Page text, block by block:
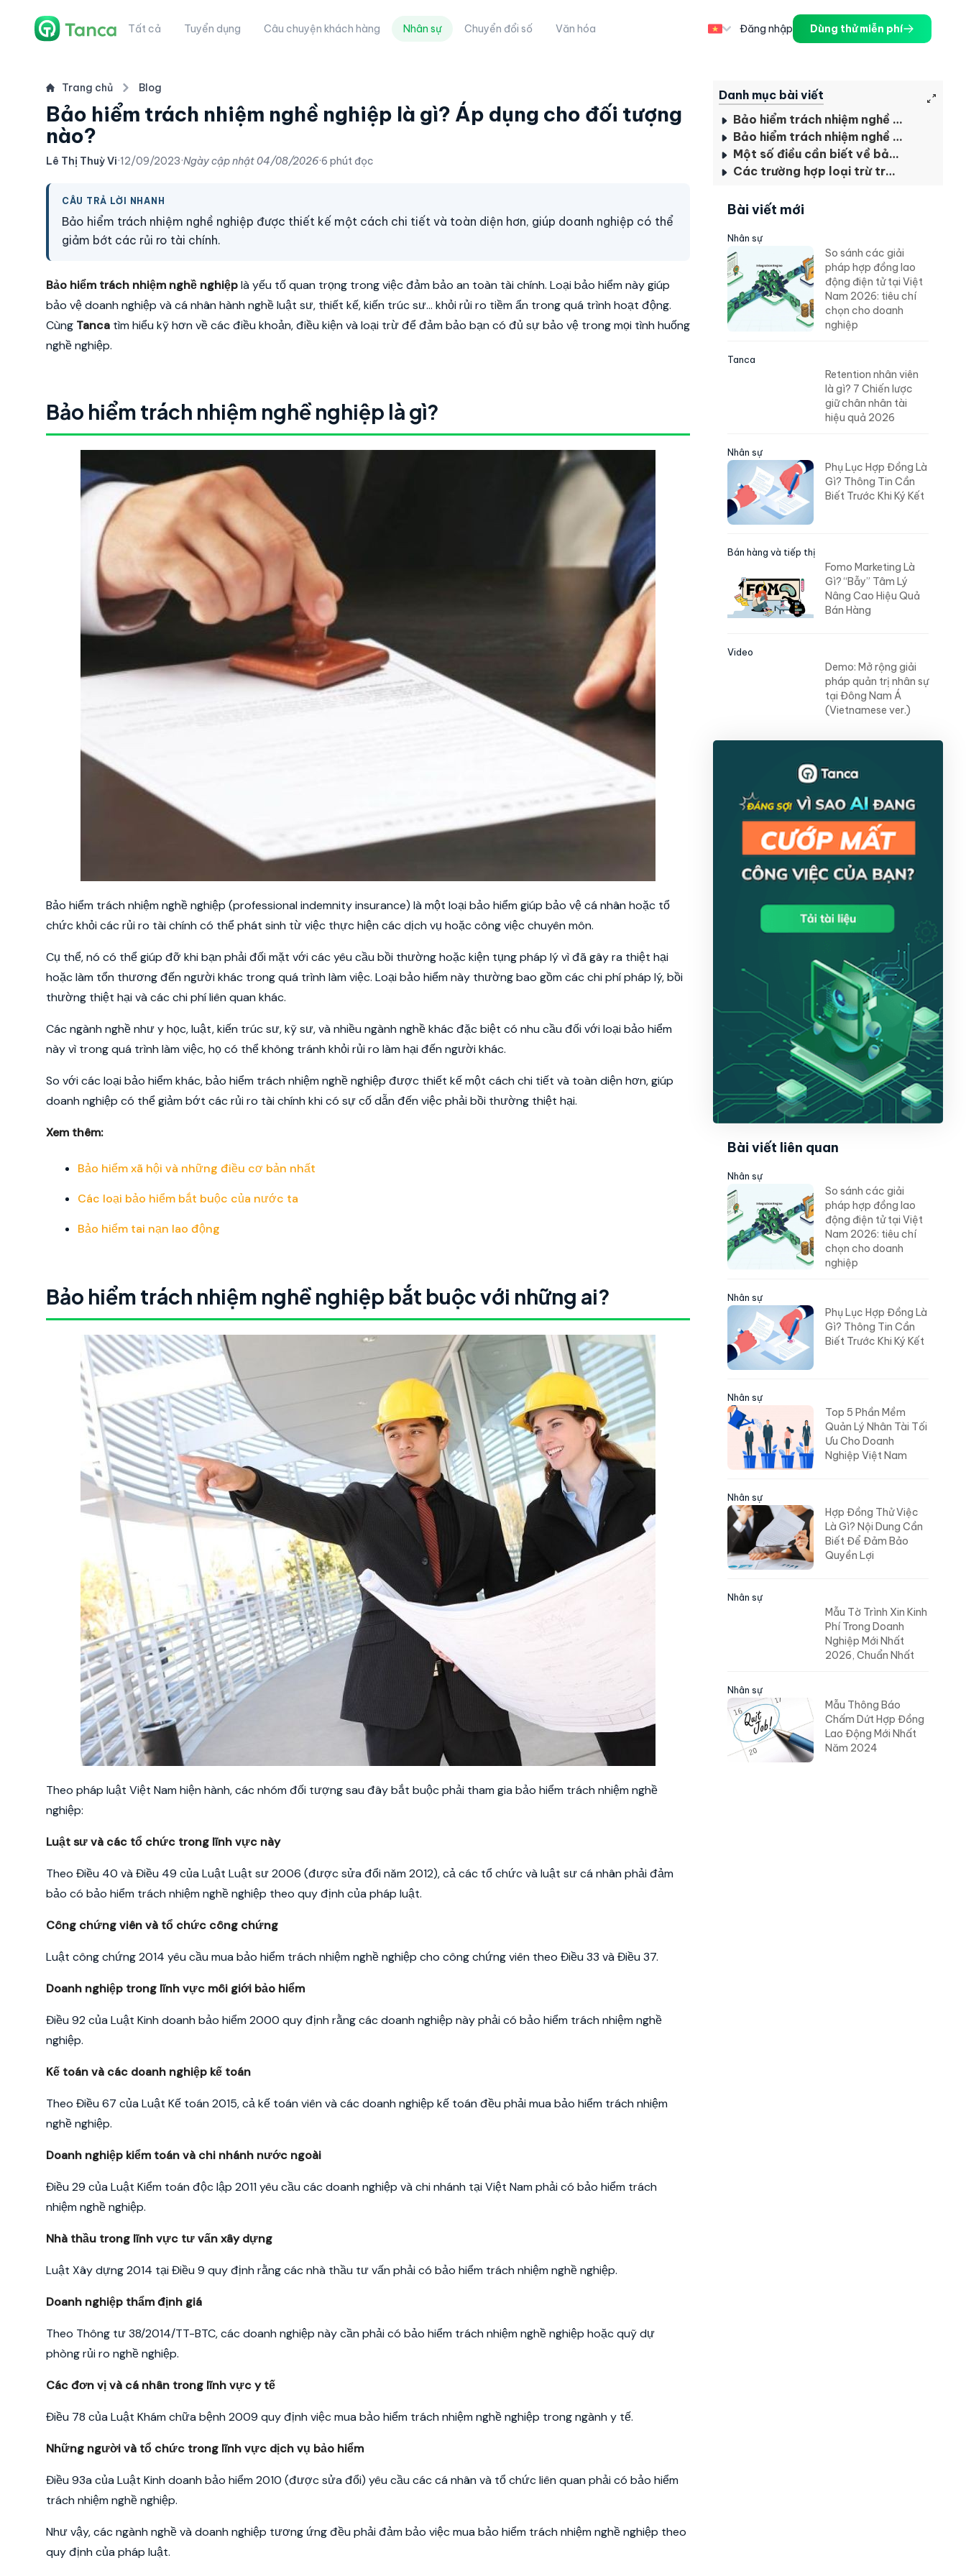
Tất cả Tuyển dụng Câu chuyện khách hàng Nhân sự Chuyển đổi số Văn hóa Đăng nhập Dùng thử miễn phí
Trang chủ Blog
Bảo hiểm trách nhiệm nghề nghiệp là gì? Áp dụng cho đối tượng
nào?
Lê Thị Thuỳ Vi·12/09/2023·Ngày cập nhật04/08/2026·6 phút đọc
CÂU TRẢ LỜI NHANH
Bảo hiểm trách nhiệm nghề nghiệp được thiết kế một cách chi tiết và toàn diện hơn, giúp doanh nghiệp có thể
giảm bớt các rủi ro tài chính.
Bảo hiểm trách nhiệm nghề nghiệplà yếu tố quan trọng trong việc đảm bảo an toàn tài chính. Loại bảo hiểm này giúp
bảo vệ doanh nghiệp và cá nhân hành nghề luật sư, thiết kế, kiến trúc sư… khỏi rủi ro tiềm ẩn trong quá trình hoạt động.
Cùng Tanca tìm hiểu kỹ hơn về các điều khoản, điều kiện và loại trừ để đảm bảo bạn có đủ sự bảo vệ trong mọi tình huống
nghề nghiệp.
Bảo hiểm trách nhiệm nghề nghiệp là gì?
Bảo hiểm trách nhiệm nghề nghiệp (professional indemnity insurance) là một loại bảo hiểm giúp bảo vệ cá nhân hoặc tổ
chức khỏi các rủi ro tài chính có thể phát sinh từ việc thực hiện các dịch vụ hoặc công việc chuyên môn.
Cụ thể, nó có thể giúp đỡ khi bạn phải đối mặt với các yêu cầu bồi thường hoặc kiện tụng pháp lý vì đã gây ra thiệt hại
hoặc làm tổn thương đến người khác trong quá trình làm việc. Loại bảo hiểm này thường bao gồm các chi phí pháp lý, bồi
thường thiệt hại và các chi phí liên quan khác.
Các ngành nghề như y học, luật, kiến trúc sư, kỹ sư, và nhiều ngành nghề khác đặc biệt có nhu cầu đối với loại bảo hiểm
này vì trong quá trình làm việc, họ có thể không tránh khỏi rủi ro làm hại đến người khác.
So với các loại bảo hiểm khác, bảo hiểm trách nhiệm nghề nghiệp được thiết kế một cách chi tiết và toàn diện hơn, giúp
doanh nghiệp có thể giảm bớt các rủi ro tài chính khi có sự cố dẫn đến việc phải bồi thường thiệt hại.
Xem thêm:
Bảo hiểm xã hội và những điều cơ bản nhất
Các loại bảo hiểm bắt buộc của nước ta
Bảo hiểm tai nạn lao động
Bảo hiểm trách nhiệm nghề nghiệp bắt buộc với những ai?
Theo pháp luật Việt Nam hiện hành, các nhóm đối tượng sau đây bắt buộc phải tham gia bảo hiểm trách nhiệm nghề
nghiệp:
Luật sư và các tổ chức trong lĩnh vực này
Theo Điều 40 và Điều 49 của Luật Luật sư 2006 (được sửa đổi năm 2012), cả các tổ chức và luật sư cá nhân phải đảm
bảo có bảo hiểm trách nhiệm nghề nghiệp theo quy định của pháp luật.
Công chứng viên và tổ chức công chứng
Luật công chứng 2014 yêu cầu mua bảo hiểm trách nhiệm nghề nghiệp cho công chứng viên theo Điều 33 và Điều 37.
Doanh nghiệp trong lĩnh vực môi giới bảo hiểm
Điều 92 của Luật Kinh doanh bảo hiểm 2000 quy định rằng các doanh nghiệp này phải có bảo hiểm trách nhiệm nghề
nghiệp.
Kế toán và các doanh nghiệp kế toán
Theo Điều 67 của Luật Kế toán 2015, cả kế toán viên và các doanh nghiệp kế toán đều phải mua bảo hiểm trách nhiệm
nghề nghiệp.
Doanh nghiệp kiểm toán và chi nhánh nước ngoài
Điều 29 của Luật Kiểm toán độc lập 2011 yêu cầu các doanh nghiệp và chi nhánh tại Việt Nam phải có bảo hiểm trách
nhiệm nghề nghiệp.
Nhà thầu trong lĩnh vực tư vấn xây dựng
Luật Xây dựng 2014 tại Điều 9 quy định rằng các nhà thầu tư vấn phải có bảo hiểm trách nhiệm nghề nghiệp.
Doanh nghiệp thẩm định giá
Theo Thông tư 38/2014/TT-BTC, các doanh nghiệp này cần phải có bảo hiểm trách nhiệm nghề nghiệp hoặc quỹ dự
phòng rủi ro nghề nghiệp.
Các đơn vị và cá nhân trong lĩnh vực y tế
Điều 78 của Luật Khám chữa bệnh 2009 quy định việc mua bảo hiểm trách nhiệm nghề nghiệp trong ngành y tế.
Những người và tổ chức trong lĩnh vực dịch vụ bảo hiểm
Điều 93a của Luật Kinh doanh bảo hiểm 2010 (được sửa đổi) yêu cầu các cá nhân và tổ chức liên quan phải có bảo hiểm
trách nhiệm nghề nghiệp.
Như vậy, các ngành nghề và doanh nghiệp tương ứng đều phải đảm bảo việc mua bảo hiểm trách nhiệm nghề nghiệp theo
quy định của pháp luật.
Danh mục bài viết
Bảo hiểm trách nhiệm nghề nghiệp là gì?
Bảo hiểm trách nhiệm nghề nghiệp bắt buộc với những ai?
Một số điều cần biết về bảo hiểm trách nhiệm nghề nghiệp
Các trường hợp loại trừ trách nhiệm bảo hiểm
Bài viết mới
Nhân sự
So sánh các giải
pháp hợp đồng lao
động điện tử tại Việt
Nam 2026: tiêu chí
chọn cho doanh
nghiệp
Tanca
Retention nhân viên
là gì? 7 Chiến lược
giữ chân nhân tài
hiệu quả 2026
Nhân sự
Phụ Lục Hợp Đồng Là
Gì? Thông Tin Cần
Biết Trước Khi Ký Kết
Bán hàng và tiếp thị
Fomo Marketing Là
Gì? “Bẫy” Tâm Lý
Nâng Cao Hiệu Quả
Bán Hàng
Video
Demo: Mở rộng giải
pháp quản trị nhân sự
tại Đông Nam Á
(Vietnamese ver.)
Bài viết liên quan
Nhân sự
So sánh các giải
pháp hợp đồng lao
động điện tử tại Việt
Nam 2026: tiêu chí
chọn cho doanh
nghiệp
Nhân sự
Phụ Lục Hợp Đồng Là
Gì? Thông Tin Cần
Biết Trước Khi Ký Kết
Nhân sự
Top 5 Phần Mềm
Quản Lý Nhân Tài Tối
Ưu Cho Doanh
Nghiệp Việt Nam
Nhân sự
Hợp Đồng Thử Việc
Là Gì? Nội Dung Cần
Biết Để Đảm Bảo
Quyền Lợi
Nhân sự
Mẫu Tờ Trình Xin Kinh
Phí Trong Doanh
Nghiệp Mới Nhất
2026, Chuẩn Nhất
Nhân sự
Mẫu Thông Báo
Chấm Dứt Hợp Đồng
Lao Động Mới Nhất
Năm 2024